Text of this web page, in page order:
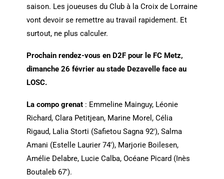
saison. Les joueuses du Club à la Croix de Lorraine
vont devoir se remettre au travail rapidement. Et
surtout, ne plus calculer.
Prochain rendez-vous en D2F pour le FC Metz,
dimanche 26 février au stade Dezavelle face au
LOSC.
La compo grenat: Emmeline Mainguy, Léonie
Richard, Clara Petitjean, Marine Morel, Célia
Rigaud, Lalia Storti (Safietou Sagna 92′), Salma
Amani (Estelle Laurier 74′), Marjorie Boilesen,
Amélie Delabre, Lucie Calba, Océane Picard (Inès
Boutaleb 67′).